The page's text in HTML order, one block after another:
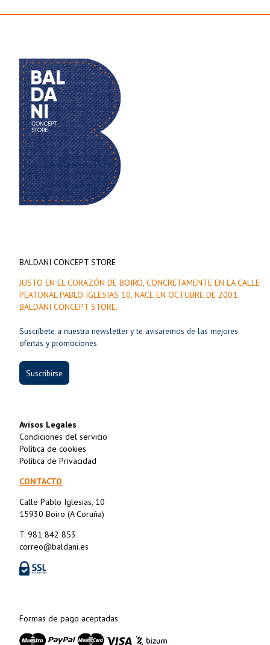
BALDANI CONCEPT STORE
JUSTO EN EL CORAZÓN DE BOIRO, CONCRETAMENTE EN LA CALLE
PEATONAL PABLO IGLESIAS 10, NACE EN OCTUBRE DE 2001
BALDANI CONCEPT STORE.
Suscríbete a nuestra newsletter y te avisaremos de las mejores
ofertas y promociones
Suscribirse
Avisos Legales
Condiciones del servicio
Política de cookies
Política de Privacidad
CONTACTO
Calle Pablo Iglesias, 10
15930 Boiro (A Coruña)
T. 981 842 853
correo@baldani.es
Formas de pago aceptadas